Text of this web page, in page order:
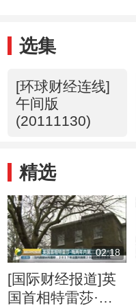
选集
[环球财经连线]
午间版
(20111130)
精选
02:18
[国际财经报道]英
国首相特雷莎·梅